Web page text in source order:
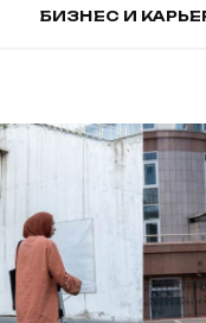
БИЗНЕС И